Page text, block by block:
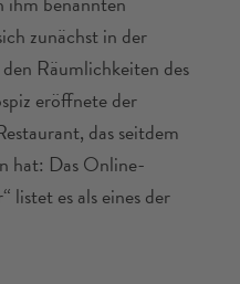
zunächst in der
Räumlichkeiten des
eröffnete der
das seitdem
hat: Das Online-
listet es als eines der